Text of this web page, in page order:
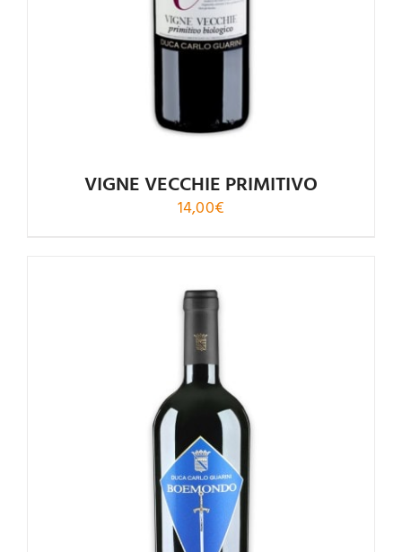
VIGNE VECCHIE PRIMITIVO
14,00€
Valutato
4.88su 5